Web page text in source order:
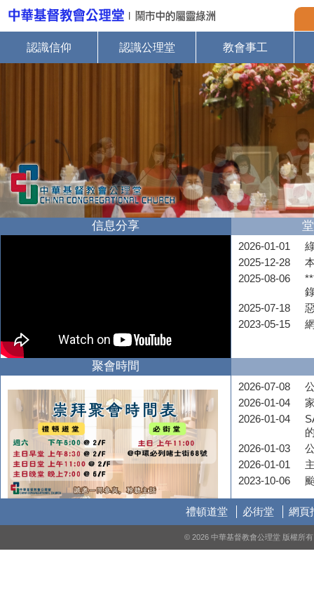
認識信仰 認識公理堂 教會事工
信息分享
2026-01-01
2025-12-28
2025-08-06
2025-07-18
2023-05-15
聚會時間
2026-07-08
2026-01-04
2026-01-04
2026-01-03
2026-01-01
2023-10-06
禮頓道堂 必街堂 網頁
© 2026 中華基督教會公理堂 版權所